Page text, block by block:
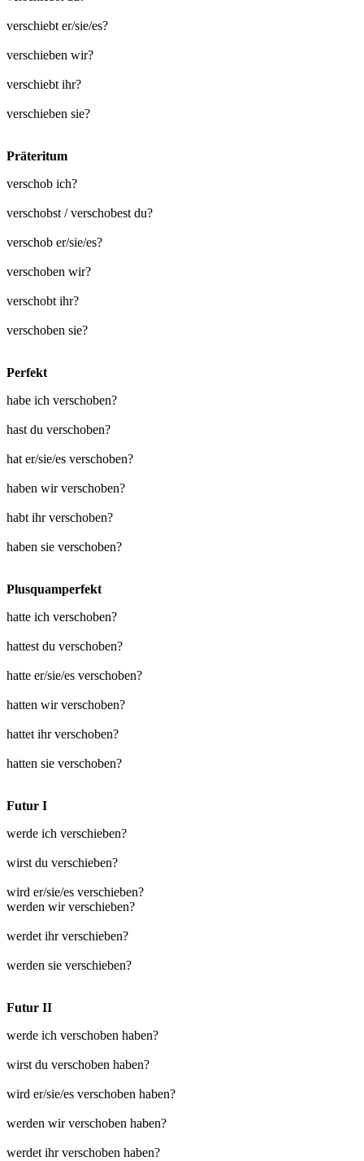
verschiebt er/sie/es?
verschieben wir?
verschiebt ihr?
verschieben sie?
Präteritum
verschob ich?
verschobst / verschobest du?
verschob er/sie/es?
verschoben wir?
verschobt ihr?
verschoben sie?
Perfekt
habe ich verschoben?
hast du verschoben?
hat er/sie/es verschoben?
haben wir verschoben?
habt ihr verschoben?
haben sie verschoben?
Plusquamperfekt
hatte ich verschoben?
hattest du verschoben?
hatte er/sie/es verschoben?
hatten wir verschoben?
hattet ihr verschoben?
hatten sie verschoben?
Futur I
werde ich verschieben?
wirst du verschieben?
wird er/sie/es verschieben?
werden wir verschieben?
werdet ihr verschieben?
werden sie verschieben?
Futur II
werde ich verschoben haben?
wirst du verschoben haben?
wird er/sie/es verschoben haben?
werden wir verschoben haben?
werdet ihr verschoben haben?